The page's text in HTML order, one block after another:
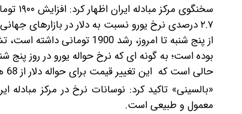
۲.۷ درصدی نرخ یورو نسبت به دلار در بازارهای جهانی بوده است.
از پنج شنبه تا امروز، رشد
حالی است که این تغییر قیمت برای حواله دلار از 68 هزار و 973 تومان به 68 هزار و 904 تومان کاهش یافته است.
«بالسینی» تاکید کرد: نوسانات نرخ در مرکز
معمول و طبیعی است.